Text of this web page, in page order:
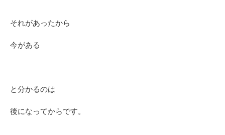
それがあったから
今がある
と分かるのは
後になってからです。